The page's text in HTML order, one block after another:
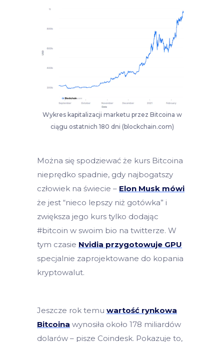
Wykres kapitalizacji marketu przez Bitcoina w
ciągu ostatnich 180 dni (blockchain.com)
Można się spodziewać że kurs Bitcoina
nieprędko spadnie, gdy najbogatszy
człowiek na świecie – Elon Musk mówi
że jest “nieco lepszy niż gotówka” i
zwiększa jego kurs tylko dodając
#bitcoin w swoim bio na twitterze. W
tym czasie Nvidia przygotowuje GPU
specjalnie zaprojektowane do kopania
kryptowalut.
Jeszcze rok temu wartość rynkowa
Bitcoina wynosiła około 178 miliardów
dolarów – pisze Coindesk. Pokazuje to,